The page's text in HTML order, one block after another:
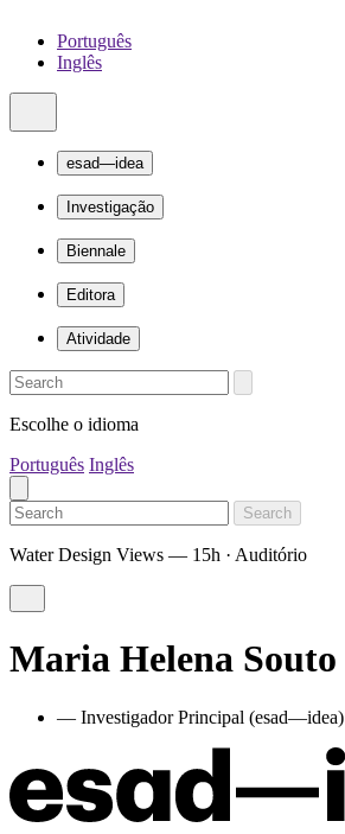
Português
Inglês
esad—idea
Investigação
Biennale
Editora
Atividade
Escolhe o idioma
Português Inglês
Search
Water Design Views — 15h · Auditório
Maria Helena Souto
— Investigador Principal (esad—idea)